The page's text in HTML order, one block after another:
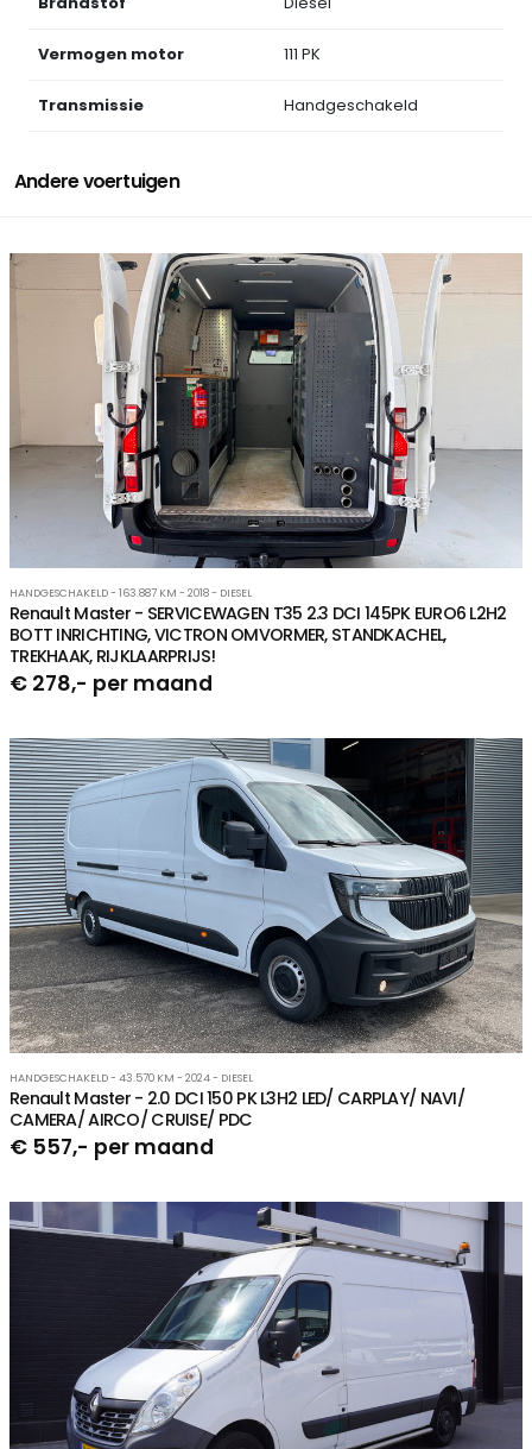
Vermogen motor 111 PK
Transmissie Handgeschakeld
Andere voertuigen
HANDGESCHAKELD - 163.887 KM - 2018 - DIESEL
Renault Master - SERVICEWAGEN T35 2.3 DCI 145PK EURO6 L2H2
BOTT INRICHTING, VICTRON OMVORMER, STANDKACHEL,
TREKHAAK, RIJKLAARPRIJS!
€ 278,- per maand
HANDGESCHAKELD - 43.570 KM - 2024 - DIESEL
Renault Master - 2.0 DCI 150 PK L3H2 LED/ CARPLAY/ NAVI/
CAMERA/ AIRCO/ CRUISE/ PDC
€ 557,- per maand